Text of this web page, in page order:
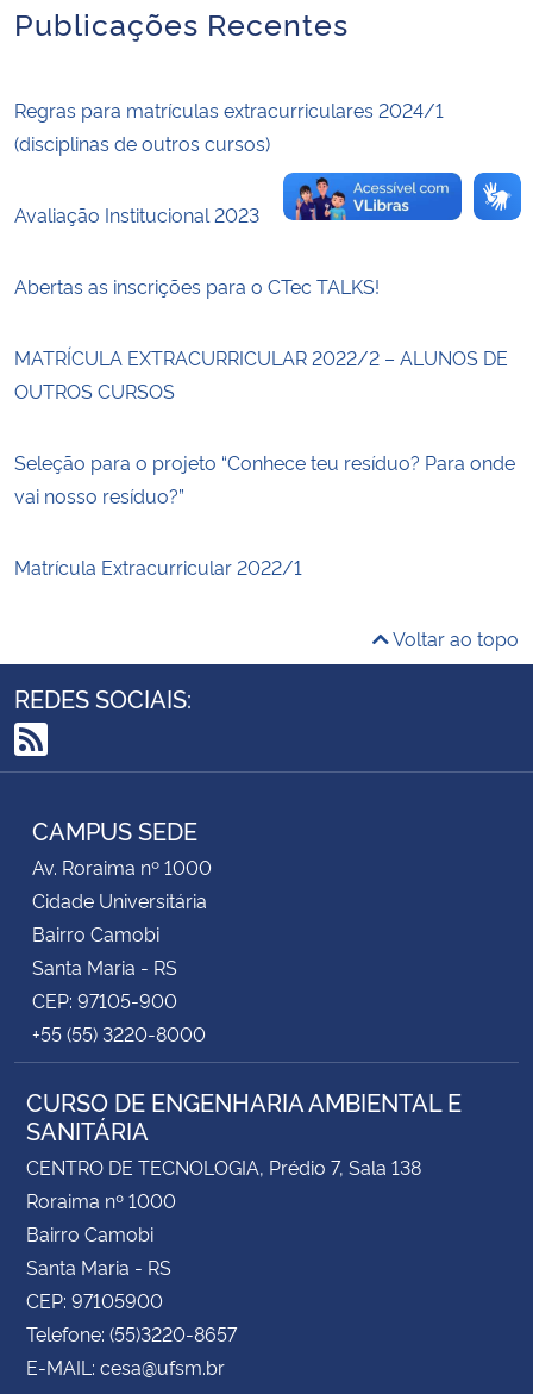
Advocacia-Geral da União
Banco Central do Brasil
Publicações Recentes
Regras para matrículas extracurriculares 2024/1
(disciplinas de outros cursos)
Avaliação Institucional 2023
Abertas as inscrições para o CTec TALKS!
MATRÍCULA EXTRACURRICULAR 2022/2 – ALUNOS DE
OUTROS CURSOS
Seleção para o projeto “Conhece teu resíduo? Para onde
vai nosso resíduo?”
Matrícula Extracurricular 2022/1
Voltar ao topo
REDES SOCIAIS:
RSS
CAMPUS SEDE
Av. Roraima nº 1000
Cidade Universitária
Bairro Camobi
Santa Maria - RS
CEP: 97105-900
+55 (55) 3220-8000
CURSO DE ENGENHARIA AMBIENTAL E
SANITÁRIA
CENTRO DE TECNOLOGIA, Prédio 7, Sala 138
Roraima nº 1000
Bairro Camobi
Santa Maria - RS
CEP: 97105900
Telefone: (55)3220-8657
E-MAIL: cesa@ufsm.br